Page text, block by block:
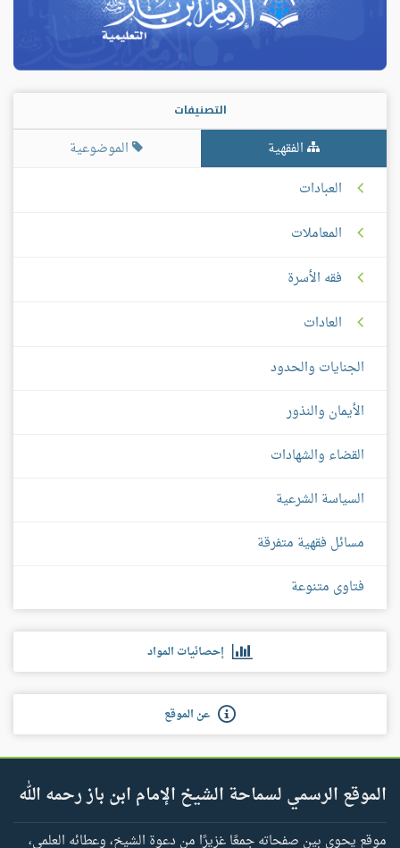
التصنيفات
الفقهية
الموضوعية
العبادات
المعاملات
فقه الأسرة
العادات
الجنايات والحدود
الأيمان والنذور
القضاء والشهادات
السياسة الشرعية
مسائل فقهية متفرقة
فتاوى متنوعة
إحصائيات المواد
عن الموقع
الموقع الرسمي لسماحة الشيخ الإمام ابن باز رحمه الله
موقع يحوي بين صفحاته جمعًا غزيرًا من دعوة الشيخ، وعطائه العلمي،